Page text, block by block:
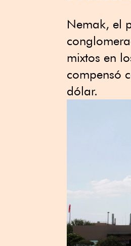
Nemak, el
mixtos en
compensó
dólar.